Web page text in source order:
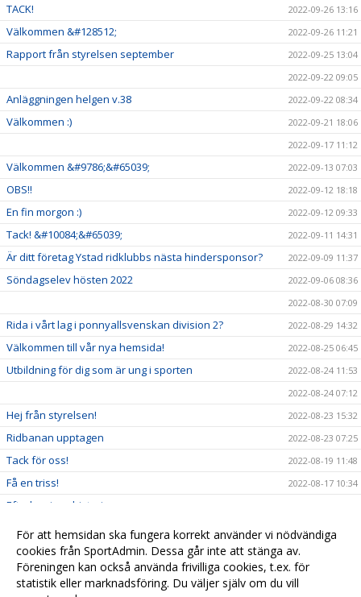
TACK! 2022-09-26 13:16
Välkommen &#128512; 2022-09-26 11:21
Rapport från styrelsen september
2022-09-25 13:04
2022-09-22 09:05
Anläggningen helgen v.38 2022-09-22 08:34
Välkommen :)
2022-09-21 18:06
2022-09-17 11:12
Välkommen &#9786;&#65039; 2022-09-13 07:03
OBS!! 2022-09-12 18:18
En fin morgon :) 2022-09-12 09:33
Tack! &#10084;&#65039; 2022-09-11 14:31
Är ditt företag Ystad ridklubbs nästa hindersponsor? 2022-09-09 11:37
Söndagselev hösten 2022
2022-09-06 08:36
2022-08-30 07:09
Rida i vårt lag i ponnyallsvenskan division 2? 2022-08-29 14:32
Välkommen till vår nya hemsida! 2022-08-25 06:45
Utbildning för dig som är ung i sporten
2022-08-24 11:53
2022-08-24 07:12
Hej från styrelsen! 2022-08-23 15:32
Ridbanan upptagen 2022-08-23 07:25
Tack för oss! 2022-08-19 11:48
Få en triss! 2022-08-17 10:34
Efterlysning - historia
2022-08-04 15:09
Ridskolestart 2022-08-03 07:31
Ystad Saltsjöbads champions tour! 2022-07-23 18:00
För att hemsidan ska fungera korrekt använder vi nödvändiga
cookies från SportAdmin. Dessa går inte att stänga av.
Föreningen kan också använda frivilliga cookies, t.ex. för
statistik eller marknadsföring. Du väljer själv om du vill